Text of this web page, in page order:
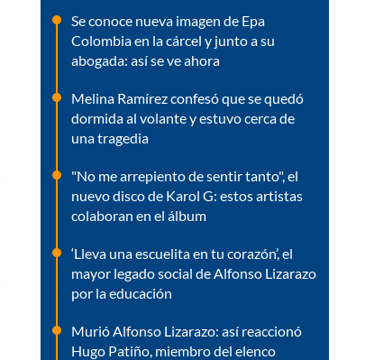
Se conoce nueva imagen de Epa
Colombia en la cárcel y junto a su
abogada: así se ve ahora
Melina Ramírez confesó que se quedó
dormida al volante y estuvo cerca de
una tragedia
"No me arrepiento de sentir tanto", el
nuevo disco de Karol G: estos artistas
colaboran en el álbum
‘Lleva una escuelita en tu corazón’, el
mayor legado social de Alfonso Lizarazo
por la educación
Murió Alfonso Lizarazo: así reaccionó
Hugo Patiño, miembro del elenco